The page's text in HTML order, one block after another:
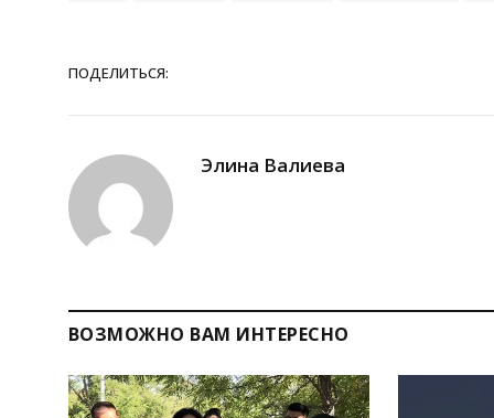
ПОДЕЛИТЬСЯ:
Элина Валиева
ВОЗМОЖНО ВАМ ИНТЕРЕСНО